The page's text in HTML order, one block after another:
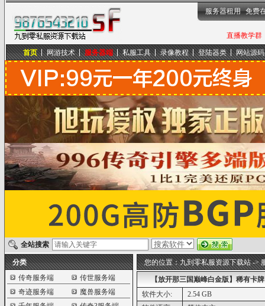
九到零私服资源下载站
直播教学群
服务器租用 免费
首页 网游技术 服务器端 私服工具 录像教程 登陆器类 网站源码
全站搜索
分类
传奇服务端
传世服务端
奇迹服务端
魔兽服务端
您的位置：九到零私服资源下载站->
【放开那三国巅峰白金版】稀有卡
软件大小:
2.54 GB